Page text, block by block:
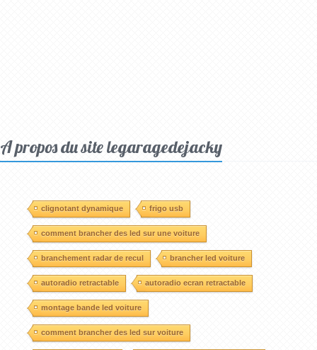
A propos du site legaragedejacky
clignotant dynamique frigo usb
comment brancher des led sur une voiture
branchement radar de recul brancher led voiture
autoradio retractable autoradio ecran retractable
montage bande led voiture
comment brancher des led sur voiture